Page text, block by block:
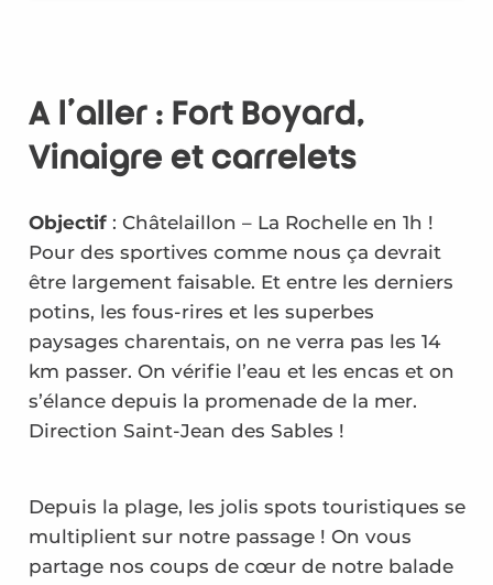
A l’aller : Fort Boyard,
Vinaigre et carrelets
Objectif : Châtelaillon – La Rochelle en 1h !
Pour des sportives comme nous ça devrait
être largement faisable. Et entre les derniers
potins, les fous-rires et les superbes
paysages charentais, on ne verra pas les 14
km passer. On vérifie l’eau et les encas et on
s’élance depuis la promenade de la mer.
Direction Saint-Jean des Sables !
Depuis la plage, les jolis spots touristiques se
multiplient sur notre passage ! On vous
partage nos coups de cœur de notre balade